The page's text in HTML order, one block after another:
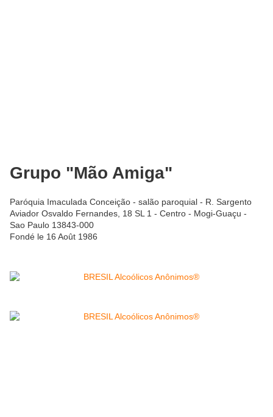
Grupo "Mão Amiga"
Paróquia Imaculada Conceição - salão paroquial - R. Sargento
Aviador Osvaldo Fernandes, 18 SL 1 - Centro - Mogi-Guaçu -
Sao Paulo 13843-000
Fondé le 16 Août 1986